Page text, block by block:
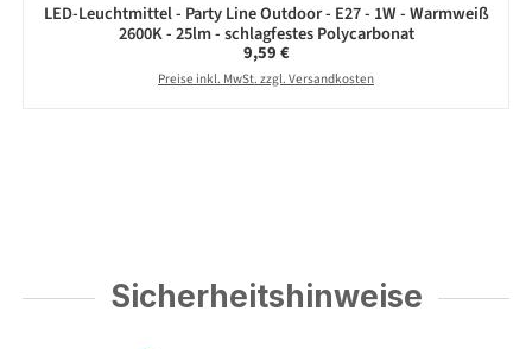
LED-Leuchtmittel - Party Line Outdoor - E27 - 1W - Warmweiß
2600K - 25lm - schlagfestes Polycarbonat
Regulärer Preis:
9,59 €
Preise inkl. MwSt. zzgl. Versandkosten
Sicherheitshinweise